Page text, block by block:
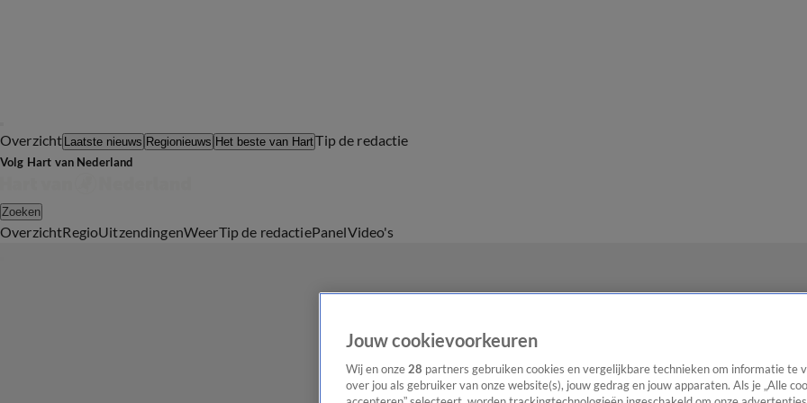
Overzicht Laatste nieuws Regionieuws Het beste van HartTip de redactie
Volg Hart van Nederland
Zoeken
OverzichtRegioUitzendingenWeerTip de redactiePanelVideo's
Jouw cookievoorkeuren
Wij en onze 28 partners gebruiken cookies en vergelijkbare technieken om informatie te
over jou als gebruiker van onze website(s), jouw gedrag en jouw apparaten. Als je „Alle